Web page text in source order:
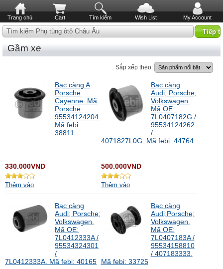
Trang chủ Cart Tìm kiếm Wish List My Account
Tìm kiếm Phụ tùng ôtô Châu Âu
Gầm xe
Sắp xếp theo:
Bạc càng A
Porsche
Cayenne. Mã
Porsche:
95534124204.
Mã febi:
38811
330.000VND
Thêm vào
Bạc càng
Audi; Porsche;
Volkswagen.
Mã OE :
7L0407182G /
95534124262
/
4071827L0G. Mã febi: 44764
500.000VND
Thêm vào
Bạc càng
Audi; Porsche;
Volkswagen.
Mã OE:
7L0412333A /
95534324301
/
7L0412333A. Mã febi: 40165
Bạc càng
Audi;Porsche;
Volkswagen.
Mã OE:
7L0407183A /
95534158810
/ 407183333.
Mã febi: 33725